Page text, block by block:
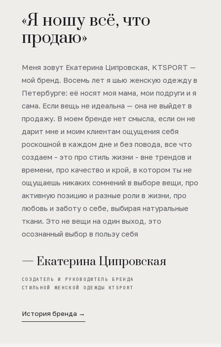
«Я ношу всё, что
продаю»
Меня зовут Екатерина Ципровская, KTSPORT —
мой бренд. Восемь лет я шью женскую одежду в
Петербурге: её носят моя мама, мои подруги и я
сама. Если вещь не идеальна — она не выйдет в
продажу. В моем бренде нет смысла, если он не
дарит мне и моим клиентам ощущения себя
роскошной в каждом дне и без повода, все что
создаем - это про стиль жизни - вне трендов и
времени, про качество и крой, в котором ты не
ощущаешь никаких сомнений в выборе вещи, про
активную позицию и разные роли в жизни, про
любовь и заботу о себе, выбирая натуральные
ткани. Это не вещи на один выход, это
осознанный выбор в пользу себя
— Екатерина Ципровская
СОЗДАТЕЛЬ И РУКОВОДИТЕЛЬ БРЕНДА
СТИЛЬНОЙ ЖЕНСКОЙ ОДЕЖДЫ KTSPORT
История бренда →